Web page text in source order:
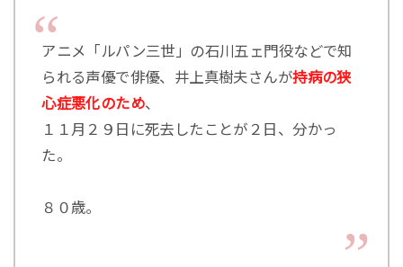
アニメ「ルパン三世」の石川五ェ門役などで知
られる声優で俳優、井上真樹夫さんが持病の狭
心症悪化のため、
１１月２９日に死去したことが２日、分かっ
た。
８０歳。